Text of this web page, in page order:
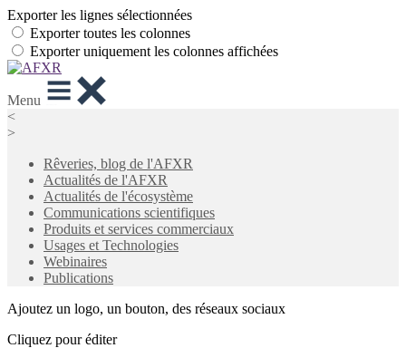
Exporter les lignes sélectionnées
Exporter toutes les colonnes
Exporter uniquement les colonnes affichées
Menu
<
>
Rêveries, blog de l'AFXR
Actualités de l'AFXR
Actualités de l'écosystème
Communications scientifiques
Produits et services commerciaux
Usages et Technologies
Webinaires
Publications
Ajoutez un logo, un bouton, des réseaux sociaux
Cliquez pour éditer